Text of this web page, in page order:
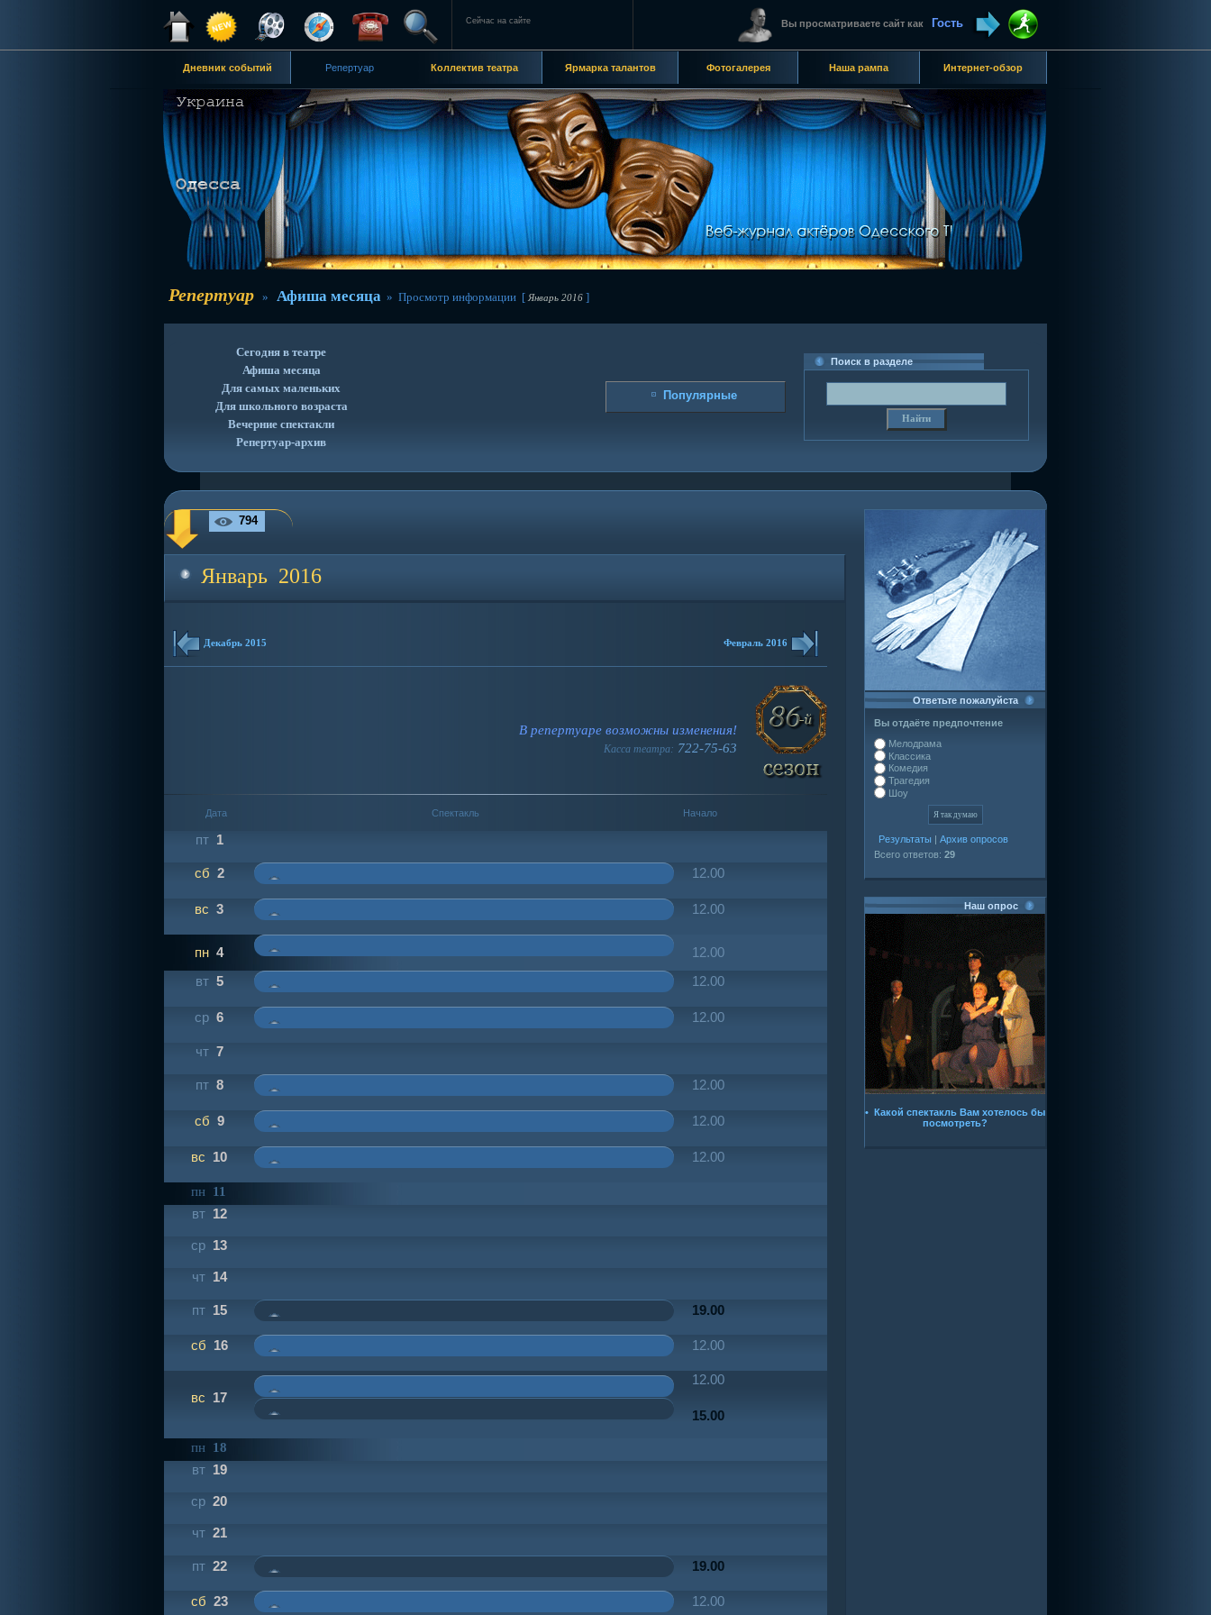
Сейчас на сайте Вы просматриваете сайт как Гость
Дневник событий Репертуар Коллектив театра Ярмарка талантов Фотогалерея Наша рампа Интернет-обзор
Репертуар » Афиша месяца » Просмотр информации [ Январь 2016 ]
Сегодня в театре
Афиша месяца
Для самых маленьких
Для школьного возраста
Вечерние спектакли
Репертуар-архив
Популярные
Поиск в разделе
794
Январь 2016
Декабрь 2015 Февраль 2016
В репертуаре возможны изменения!
Касса театра: 722-75-63
Дата Спектакль Начало
пт 1
сб 2 12.00
вс 3 12.00
пн 4
12.00
вт 5 12.00
ср 6 12.00
чт 7
пт 8 12.00
сб 9 12.00
вс 10 12.00
пн 11
вт 12
ср 13
чт 14
пт 15 19.00
сб 16 12.00
вс 17
12.00
15.00
пн 18
вт 19
ср 20
чт 21
пт 22 19.00
сб 23 12.00
Ответьте пожалуйста
Вы отдаёте предпочтение
Мелодрама
Классика
Комедия
Трагедия
Шоу
Результаты
Архив опросов
Всего ответов: 29
Наш опрос
• Какой спектакль Вам хотелось бы
посмотреть?